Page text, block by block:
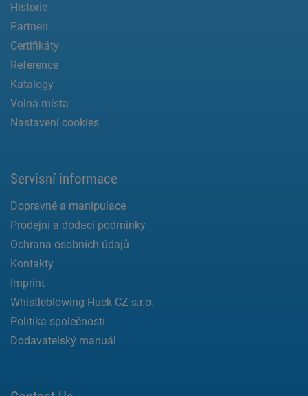
Historie
Partneři
Certifikáty
Reference
Katalogy
Volná místa
Nastavení cookies
Servisní informace
Dopravné a manipulace
Prodejní a dodací podmínky
Ochrana osobních údajů
Kontakty
Imprint
Whistleblowing Huck CZ s.r.o.
Politika společnosti
Dodavatelský manuál